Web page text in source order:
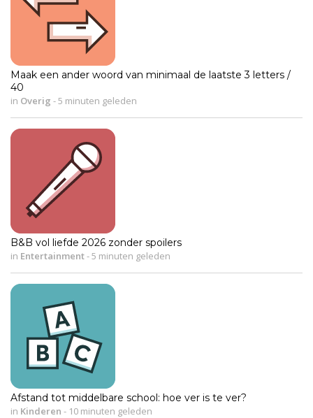
Maak een ander woord van minimaal de laatste 3 letters /
40
in Overig -5 minuten geleden
B&B vol liefde 2026 zonder spoilers
in Entertainment-5 minuten geleden
Afstand tot middelbare school: hoe ver is te ver?
in Kinderen - 10 minuten geleden